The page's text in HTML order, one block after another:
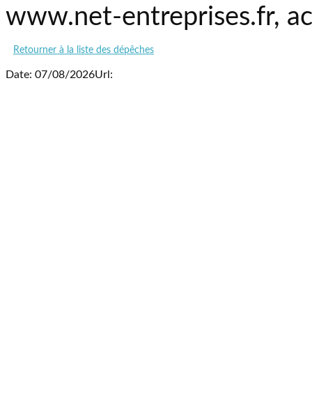
www.net-entreprises.fr,
Retourner à la liste des dépêches
Date: 07/08/2026Url: